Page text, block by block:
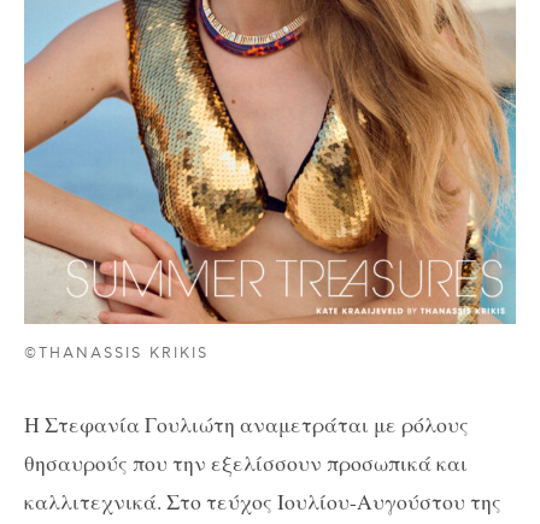
©THANASSIS KRIKIS
Η Στεφανία Γουλιώτη αναμετράται με ρόλους
θησαυρούς που την εξελίσσουν προσωπικά και
καλλιτεχνικά. Στο τεύχος Ιουλίου-Αυγούστου της